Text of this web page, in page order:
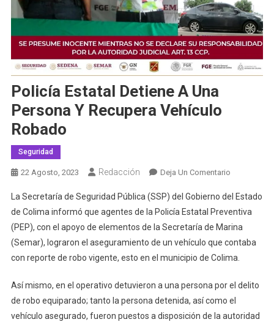
Policía Estatal Detiene A Una
Persona Y Recupera Vehículo
Robado
Seguridad
22 Agosto, 2023 Redacción Deja Un ComentarioEn
Estatal
Detiene
A
Una
Persona
Recupera
Vehículo
Robado
La Secretaría de Seguridad Pública (SSP) del Gobierno del Estado
de Colima informó que agentes de la Policía Estatal Preventiva
(PEP), con el apoyo de elementos de la Secretaría de Marina
(Semar), lograron el aseguramiento de un vehículo que contaba
con reporte de robo vigente, esto en el municipio de Colima.
Así mismo, en el operativo detuvieron a una persona por el delito
de robo equiparado; tanto la persona detenida, así como el
vehículo asegurado, fueron puestos a disposición de la autoridad